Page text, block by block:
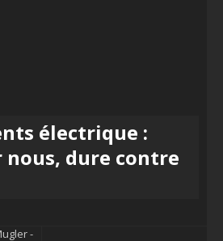
électrique :
nous, dure contre